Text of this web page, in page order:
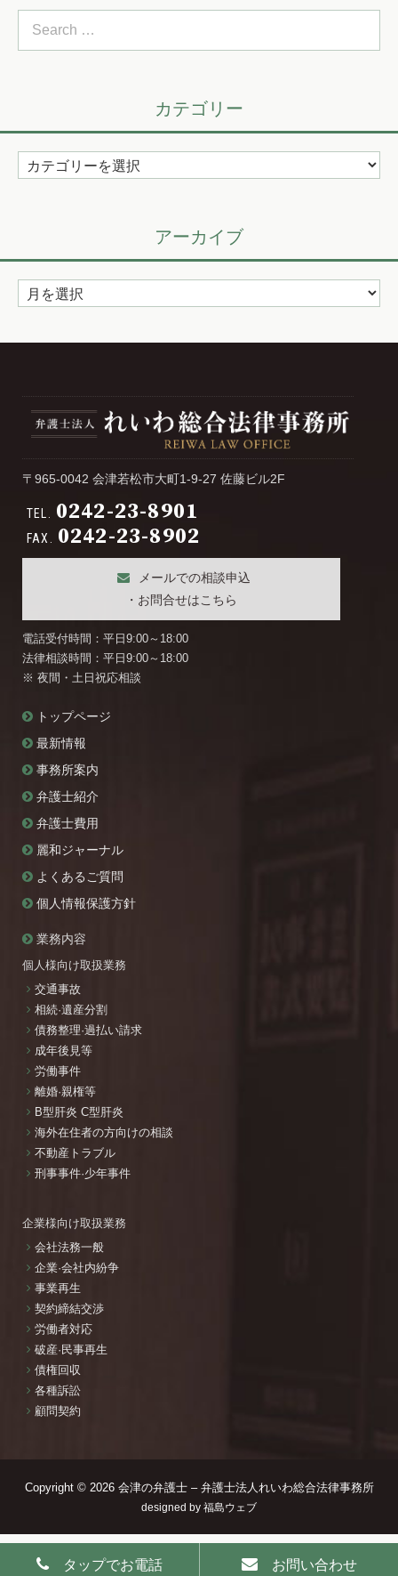
Search
カテゴリー
カ
ー
アーカイブ
〒965-0042 会津若松市大町1-9-27 佐藤ビル2F
TEL. 0242-23-8901
FAX. 0242-23-8902
メールでの相談申込
・お問合せはこちら
電話受付時間：平日9:00～18:00
法律相談時間：平日9:00～18:00
※ 夜間・土日祝応相談
トップページ
最新情報
事務所案内
弁護士紹介
弁護士費用
麗和ジャーナル
よくあるご質問
個人情報保護方針
業務内容
個人様向け取扱業務
交通事故
相続·遺産分割
債務整理·過払い請求
成年後見等
労働事件
離婚·親権等
B型肝炎 C型肝炎
海外在住者の方向けの相談
不動産トラブル
刑事事件·少年事件
企業様向け取扱業務
会社法務一般
企業·会社内紛争
事業再生
契約締結交渉
労働者対応
破産·民事再生
債権回収
各種訴訟
顧問契約
タップでお電話 お問い合わせ
Copyright © 2026 会津の弁護士 – 弁護士法人れいわ総合法律事務所
designed by 福島ウェブ